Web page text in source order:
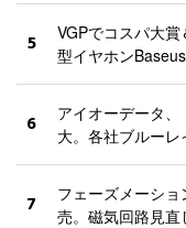
5
VGPでコスパ大
型イヤホン
6
アイオーデータ
大。各社ブルー
7
フェーズメーシ
売。磁気回路見